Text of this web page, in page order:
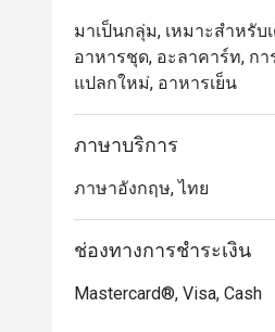
มาเป็นกลุ่ม, เหมาะสำหรับ
อาหารชุด, อะลาคาร์ท, กา
แปลกใหม่, อาหารเย็น
ภาษาบริการ
ภาษาอังกฤษ, ไทย
ช่องทางการชำระเงิน
Mastercard®, Visa, Cash